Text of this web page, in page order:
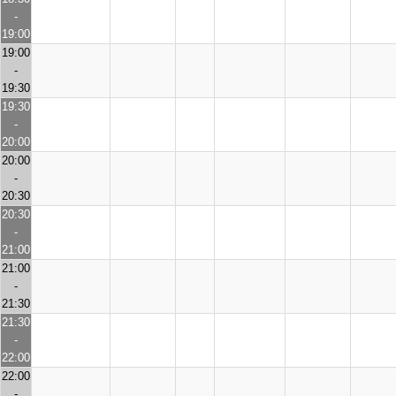
-
19:00
19:00
-
19:30
19:30
-
20:00
20:00
-
20:30
20:30
-
21:00
21:00
-
21:30
21:30
-
22:00
22:00